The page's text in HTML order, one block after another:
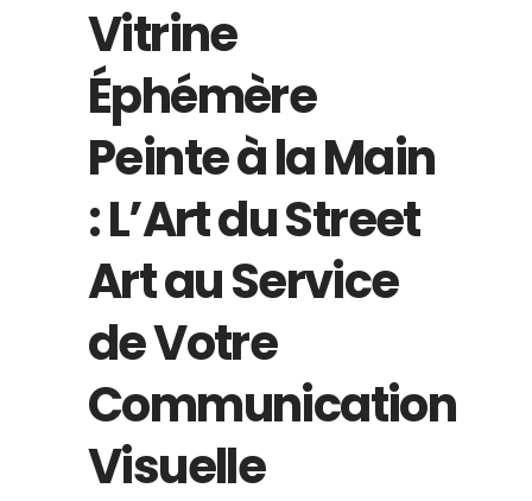
Vitrine
Éphémère
Peinte à la Main
: L’Art du Street
Art au Service
de Votre
Communication
Visuelle